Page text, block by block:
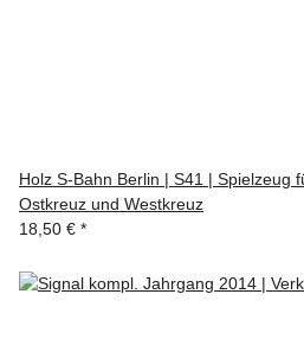
Holz S-Bahn Berlin | S41 | Spielzeug
Ostkreuz und Westkreuz
18,50 € *